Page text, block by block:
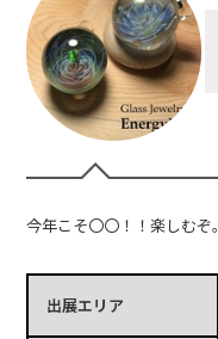
今年こそ〇〇！！楽しむぞ。
出展エリア